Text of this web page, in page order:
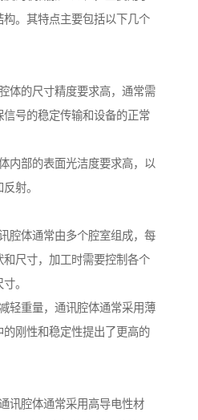
。其特点主要包括以下几个
体的尺寸精度要求高，通常需
号的稳定传输和设备的正常
内部的表面光洁度要求高，以
射。
腔体通常由多个腔室组成，每
尺寸，加工时需要控制各个
。
轻重量，通讯腔体通常采用薄
刚性和稳定性提出了更高的
讯腔体通常采用高导电性材